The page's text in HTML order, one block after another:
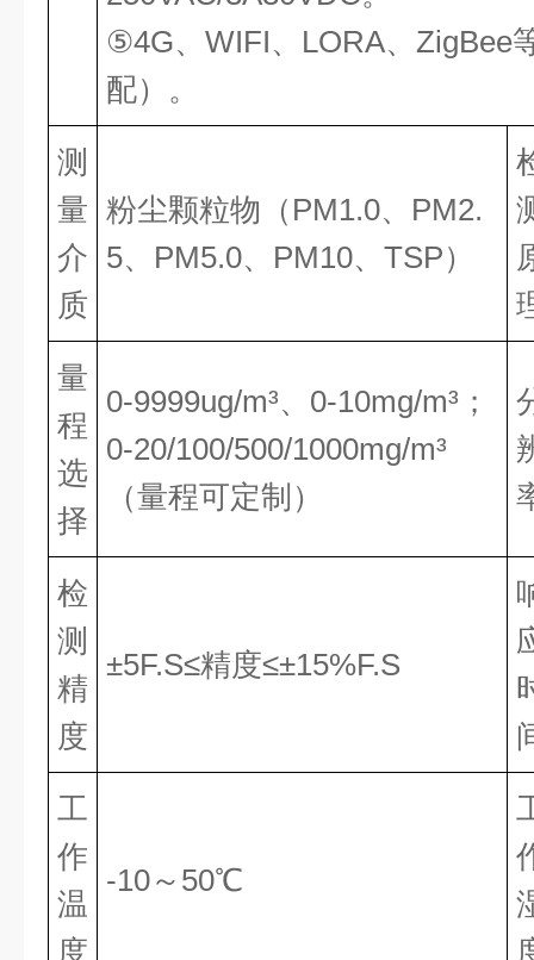
⑤4G、WIFI、LORA、ZigBee
配）。
测
量
介
质
粉尘颗粒物（PM1.0、PM2.
5、PM5.0、PM10、TSP）
量
程
选
择
0-9999ug/m³、0-10mg/m³；
0-20/100/500/1000mg/m³
（量程可定制）
检
测
精
度
±5F.S≤精度≤±15%F.S
工
作
温
度
-10～50℃